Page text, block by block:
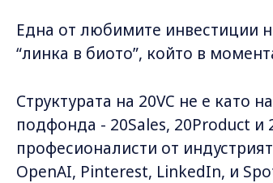
Една от любимите инвестиции
“линка в биото”, който в
Структурата на 20VC не е като
подфонда - 20Sales, 20Product
професионалисти от
OpenAI, Pinterest, LinkedIn, и